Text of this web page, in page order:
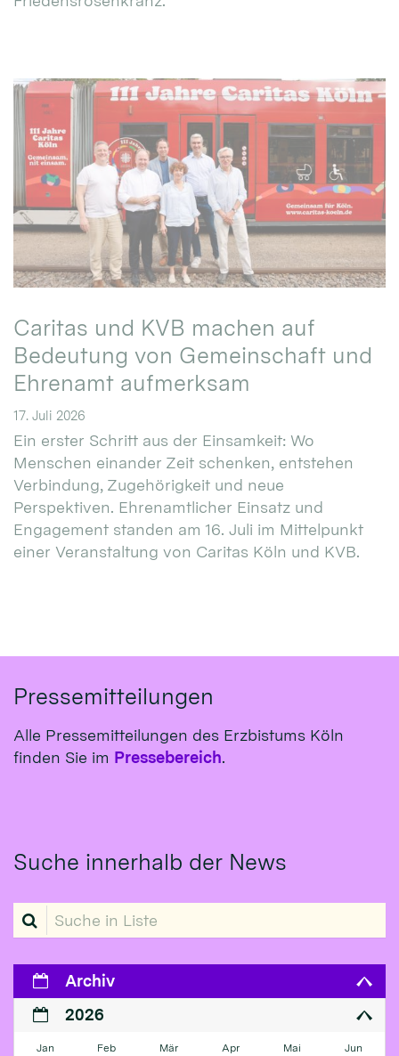
Caritas und KVB machen auf
Bedeutung von Gemeinschaft und
Ehrenamt aufmerksam
17. Juli 2026
Ein erster Schritt aus der Einsamkeit: Wo
Menschen einander Zeit schenken, entstehen
Verbindung, Zugehörigkeit und neue
Perspektiven. Ehrenamtlicher Einsatz und
Engagement standen am 16. Juli im Mittelpunkt
einer Veranstaltung von Caritas Köln und KVB.
Pressemitteilungen
Alle Pressemitteilungen des Erzbistums Köln
finden Sie im Pressebereich.
Suche innerhalb der News
Suche in Liste
Archiv
2026
Jan Feb Mär Apr Mai Jun